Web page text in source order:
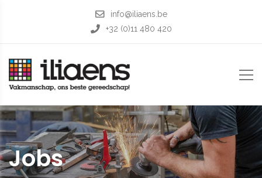
info@iliaens.be
+32 (0)11 480 420
Jobs